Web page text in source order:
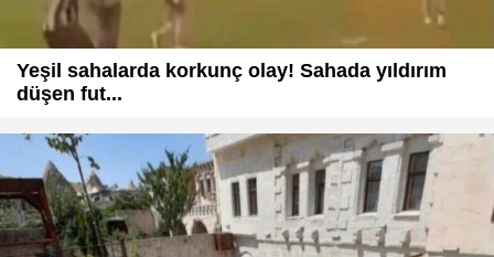
Yeşil sahalarda korkunç olay! Sahada yıldırım
düşen fut...